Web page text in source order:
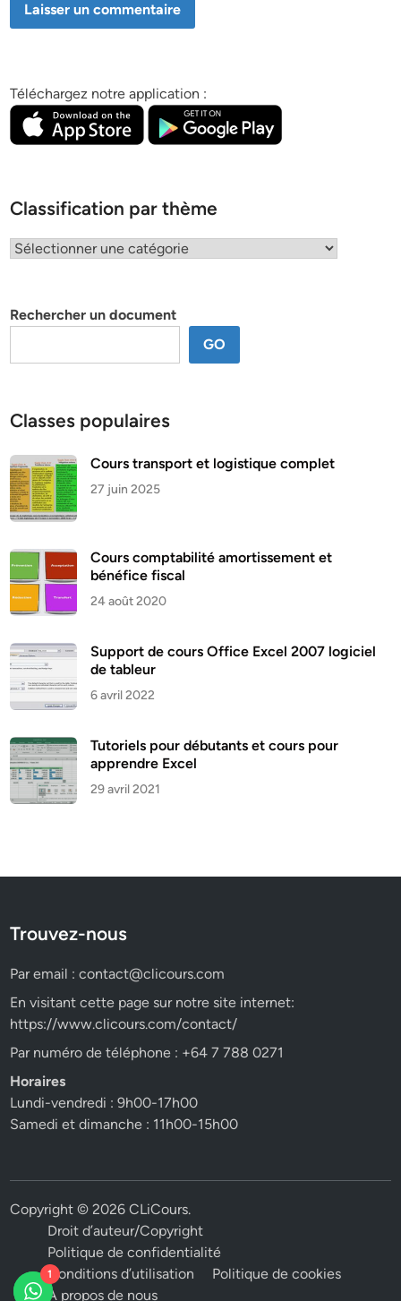
Téléchargez notre application :
Classification par thème
Classification
Rechercher un document
GO
Classes populaires
Cours transport et logistique complet
27 juin 2025
Cours comptabilité amortissement et
bénéfice fiscal
24 août 2020
Support de cours Office Excel 2007 logiciel
de tableur
6 avril 2022
Tutoriels pour débutants et cours pour
apprendre Excel
29 avril 2021
Trouvez-nous
Par email :contact@clicours.com
En visitant cette page sur notre site internet:
https://www.clicours.com/contact/
Par numéro de téléphone : +64 7 788 0271
Horaires
Lundi-vendredi : 9h00-17h00
Samedi et dimanche : 11h00-15h00
Copyright © 2026CLiCours.
Droit d’auteur/Copyright
Politique de confidentialité
Conditions d’utilisation
Politique de cookies
A propos de nous
1